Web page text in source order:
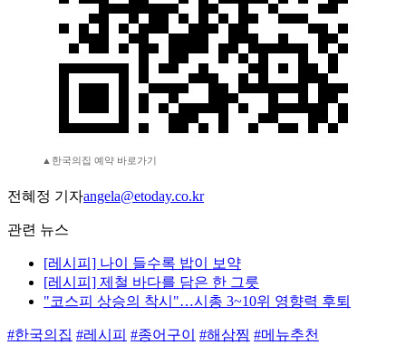
▲한국의집 예약 바로가기
전혜정 기자angela@etoday.co.kr
관련 뉴스
[레시피] 나이 들수록 밥이 보약
[레시피] 제철 바다를 담은 한 그릇
"코스피 상승의 착시"…시총 3~10위 영향력 후퇴
#한국의집 #레시피 #종어구이 #해삼찜 #메뉴추천